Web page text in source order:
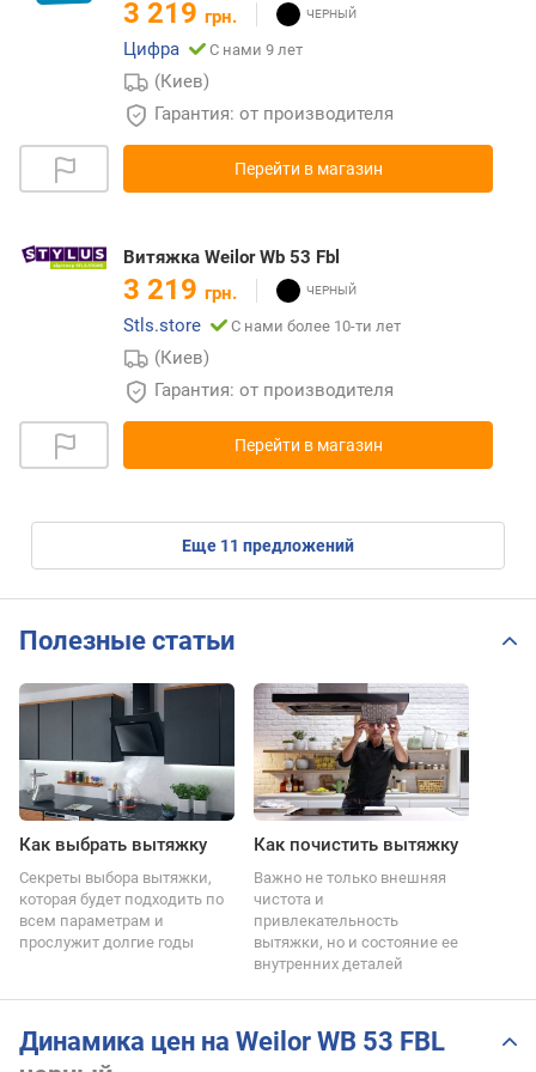
3 219 грн.
Цифра
С нами 9 лет
(Киев)
Гарантия: от производителя
Перейти в магазин
Витяжка Weilor Wb 53 Fbl
3 219 грн.
Stls.store
С нами более 10-ти лет
(Киев)
Гарантия: от производителя
Перейти в магазин
eще 11 предложений
Полезные статьи
Как выбрать вытяжку
Секреты выбора вытяжки,
которая будет подходить по
всем параметрам и
прослужит долгие годы
Как почистить вытяжку
Важно не только внешняя
чистота и
привлекательность
вытяжки, но и состояние ее
внутренних деталей
Динамика цен на Weilor WB 53 FBL